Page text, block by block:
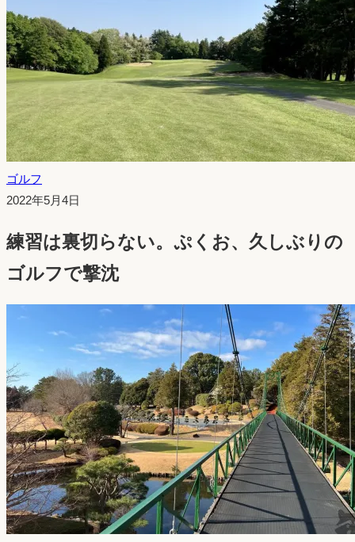
ゴルフ
投
日：
2022年5月4日
練習は裏切らない。ぷくお、久しぶりの
ゴルフで撃沈